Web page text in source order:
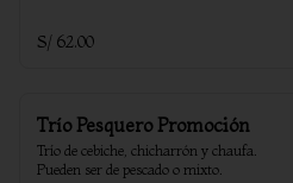
S/ 62.00
Trío Pesquero Promoción
Trío de cebiche, chicharrón y chaufa.
Pueden ser de pescado o mixto.